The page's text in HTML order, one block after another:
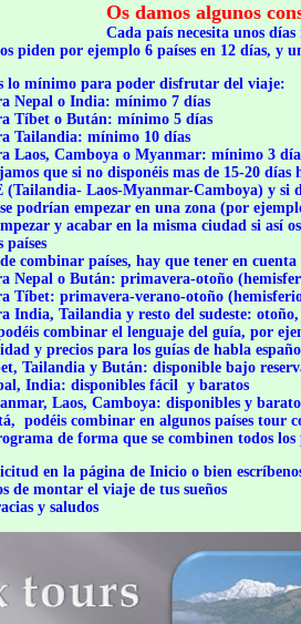
Os damos algunos
Cada país necesita unos
piden por ejemplo 6 países en 12 días, y
lo mínimo para poder disfrutar del viaje:
Nepal o India: mínimo 7 días
Tíbet o Bután: mínimo 5 días
Tailandia: mínimo 10 días
Laos, Camboya o Myanmar: mínimo 3
que si no disponéis mas de 15-20
(Tailandia- Laos-Myanmar-Camboya) y si
podrían empezar en una zona (por
y acabar en la misma ciudad si así
países
combinar países, hay que tener en
Nepal o Bután: primavera-otoño
Tíbet: primavera-verano-otoño
India, Tailandia y resto del sudeste:
combinar el lenguaje del guía, por
y precios para los guías de habla
Tailandia y Bután: disponible bajo
India: disponibles fácil y baratos
Laos, Camboya: disponibles y
podéis combinar en algunos países tour
de forma que se combinen todos
en la página de Inicio o bien
de montar el viaje de tus sueños
y saludos